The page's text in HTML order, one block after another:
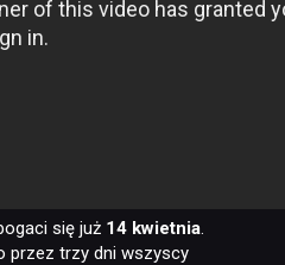
się już 14 kwietnia.
przez trzy dni wszyscy